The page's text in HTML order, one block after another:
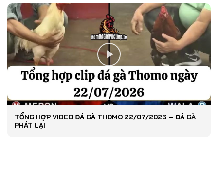
TỔNG HỢP VIDEO ĐÁ GÀ THOMO 22/07/2026 – ĐÁ GÀ
PHÁT LẠI